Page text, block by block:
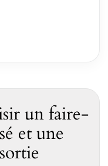
un faire-
et une